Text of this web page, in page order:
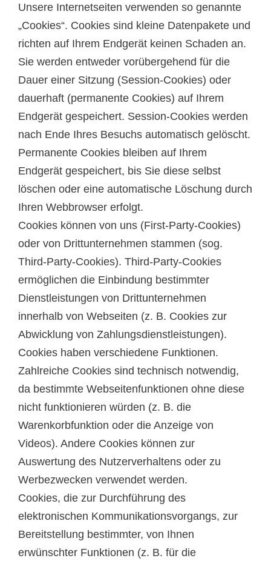
Unsere Internetseiten verwenden so genannte
„Cookies“. Cookies sind kleine Datenpakete und
richten auf Ihrem Endgerät keinen Schaden an.
Sie werden entweder vorübergehend für die
Dauer einer Sitzung (Session-Cookies) oder
dauerhaft (permanente Cookies) auf Ihrem
Endgerät gespeichert. Session-Cookies werden
nach Ende Ihres Besuchs automatisch gelöscht.
Permanente Cookies bleiben auf Ihrem
Endgerät gespeichert, bis Sie diese selbst
löschen oder eine automatische Löschung durch
Ihren Webbrowser erfolgt.
Cookies können von uns (First-Party-Cookies)
oder von Drittunternehmen stammen (sog.
Third-Party-Cookies). Third-Party-Cookies
ermöglichen die Einbindung bestimmter
Dienstleistungen von Drittunternehmen
innerhalb von Webseiten (z. B. Cookies zur
Abwicklung von Zahlungsdienstleistungen).
Cookies haben verschiedene Funktionen.
Zahlreiche Cookies sind technisch notwendig,
da bestimmte Webseitenfunktionen ohne diese
nicht funktionieren würden (z. B. die
Warenkorbfunktion oder die Anzeige von
Videos). Andere Cookies können zur
Auswertung des Nutzerverhaltens oder zu
Werbezwecken verwendet werden.
Cookies, die zur Durchführung des
elektronischen Kommunikationsvorgangs, zur
Bereitstellung bestimmter, von Ihnen
erwünschter Funktionen (z. B. für die